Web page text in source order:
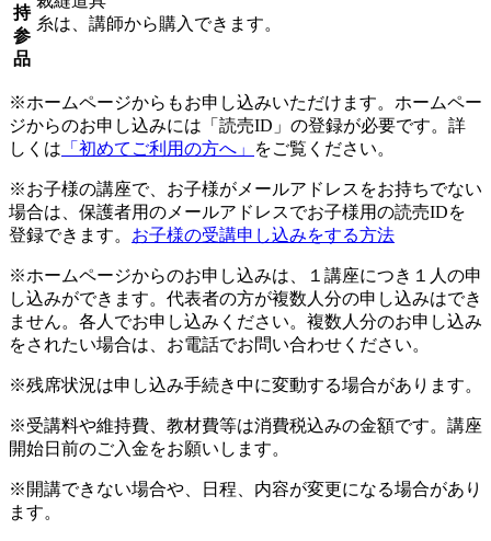
持
参
品
糸は、講師から購入できます。
※ホームページからもお申し込みいただけます。ホームペー
ジからのお申し込みには「読売ID」の登録が必要です。詳
しくは 「初めてご利用の方へ」 をご覧ください。
※お子様の講座で、お子様がメールアドレスをお持ちでない
場合は、保護者用のメールアドレスでお子様用の読売IDを
登録できます。 お子様の受講申し込みをする方法
※ホームページからのお申し込みは、１講座につき１人の申
し込みができます。代表者の方が複数人分の申し込みはでき
ません。各人でお申し込みください。複数人分のお申し込み
をされたい場合は、お電話でお問い合わせください。
※残席状況は申し込み手続き中に変動する場合があります。
※受講料や維持費、教材費等は消費税込みの金額です。講座
開始日前のご入金をお願いします。
※開講できない場合や、日程、内容が変更になる場合があり
ます。